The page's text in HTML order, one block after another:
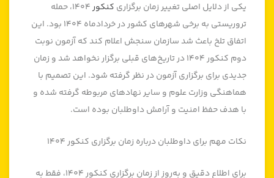
یکی از دلایل اصلی تغییر زمان برگزاری کنکور
۱۴۰۴، حمله
تروریستی به برخی شهرهای کشور در خردادماه ۱۴۰۴ بود. این
اتفاق تلخ باعث شد سازمان سنجش اعلام کند که آزمون نوبت
دوم کنکور ۱۴۰۴ در تاریخ‌های قبلی برگزار نخواهد شد و زمان
جدیدی برای برگزاری آزمون در نظر گرفته شود. این تصمیم با
هماهنگی وزارت علوم و سایر نهادهای مربوطه گرفته شده و
با هدف حفظ امنیت و آرامش داوطلبان بوده است.
نکات مهم برای داوطلبان درباره زمان برگزاری کنکور ۱۴۰۴
برای اطلاع دقیق و به‌روز از زمان برگزاری کنکور ۱۴۰۴، فقط به